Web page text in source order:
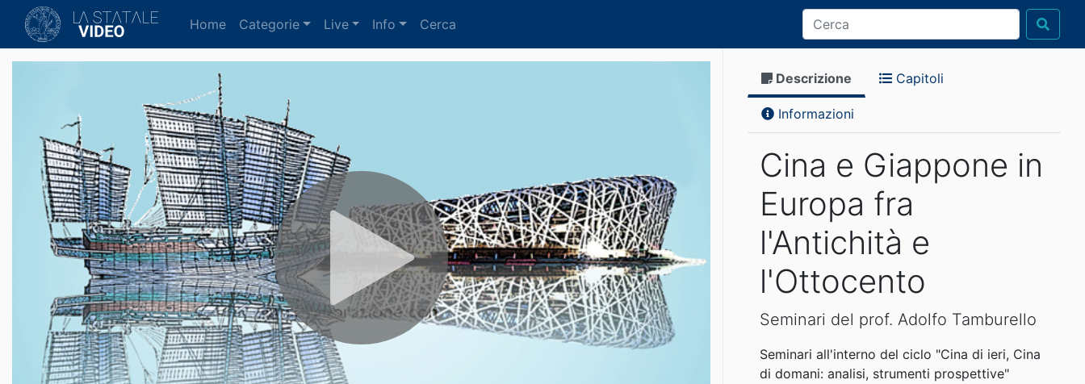
Home(current)
Categorie Live Info Cerca
Descrizione Capitoli
Informazioni
Cina e Giappone in
Europa fra
l'Antichità e
l'Ottocento
Seminari del prof. Adolfo Tamburello
Seminari all'interno del ciclo "Cina di ieri, Cina
di domani: analisi, strumenti prospettive"